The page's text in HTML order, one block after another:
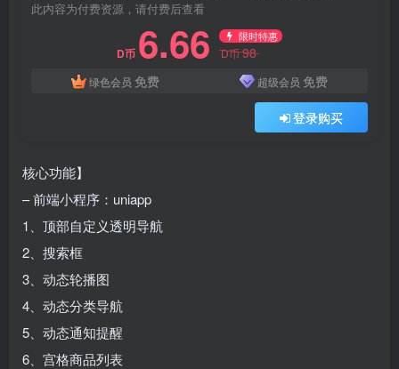
此内容为付费资源，请付费后查看
D币 6.66 限时特惠
D币98
绿色会员 免费 超级会员 免费
登录购买
核心功能】
– 前端小程序：uniapp
1、顶部自定义透明导航
2、搜索框
3、动态轮播图
4、动态分类导航
5、动态通知提醒
6、宫格商品列表